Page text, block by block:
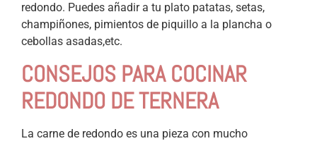
redondo. Puedes añadir a tu plato patatas, setas,
champiñones, pimientos de piquillo a la plancha o
cebollas asadas,etc.
CONSEJOS PARA COCINAR
REDONDO DE TERNERA
La carne de redondo es una pieza con mucho